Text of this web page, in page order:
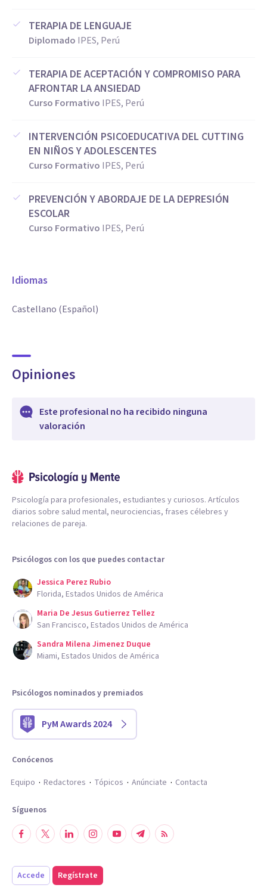
TERAPIA DE LENGUAJE
Diplomado IPES, Perú
TERAPIA DE ACEPTACIÓN Y COMPROMISO PARA
AFRONTAR LA ANSIEDAD
Curso Formativo IPES, Perú
INTERVENCIÓN PSICOEDUCATIVA DEL CUTTING
EN NIÑOS Y ADOLESCENTES
Curso Formativo IPES, Perú
PREVENCIÓN Y ABORDAJE DE LA DEPRESIÓN
ESCOLAR
Curso Formativo IPES, Perú
Idiomas
Castellano (Español)
Opiniones
Este profesional no ha recibido ninguna
valoración
Psicología para profesionales, estudiantes y curiosos. Artículos
diarios sobre salud mental, neurociencias, frases célebres y
relaciones de pareja.
Psicólogos con los que puedes contactar
Jessica Perez Rubio
Florida, Estados Unidos de América
Maria De Jesus Gutierrez Tellez
San Francisco, Estados Unidos de América
Sandra Milena Jimenez Duque
Miami, Estados Unidos de América
Psicólogos nominados y premiados
PyM Awards 2024
Conócenos
Equipo
Redactores Tópicos Anúnciate Contacta
Síguenos
Accede Regístrate